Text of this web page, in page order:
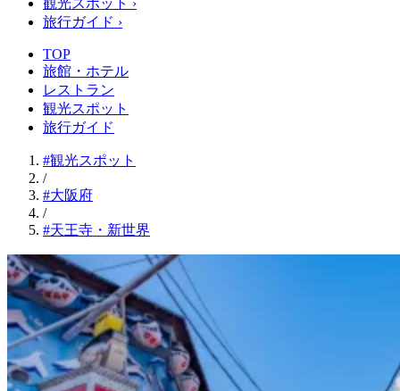
観光スポット ›
旅行ガイド ›
TOP
旅館・ホテル
レストラン
観光スポット
旅行ガイド
#観光スポット
/
#大阪府
/
#天王寺・新世界